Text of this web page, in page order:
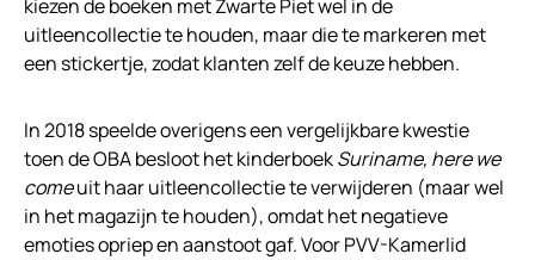
kiezen de boeken met Zwarte Piet wel in de
uitleencollectie te houden, maar die te markeren met
een stickertje, zodat klanten zelf de keuze hebben.
In 2018 speelde overigens een vergelijkbare kwestie
toen de OBA besloot het kinderboekSuriname, here we
comeuit haar uitleencollectie te verwijderen (maar wel
in het magazijn te houden), omdat het negatieve
emoties opriep en aanstoot gaf. Voor PVV-Kamerlid